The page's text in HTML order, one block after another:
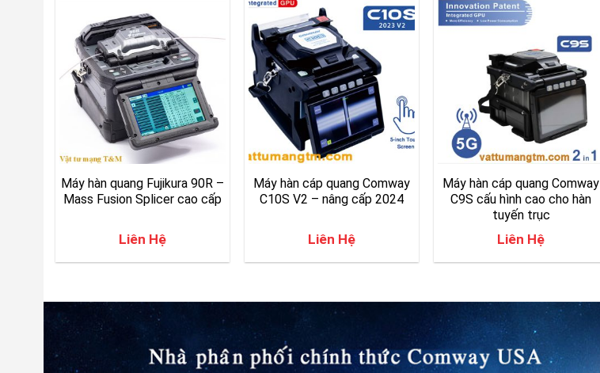
Máy hàn quang Fujikura 90R –
Mass Fusion Splicer cao cấp
Liên Hệ
Máy hàn cáp quang Comway
C10S V2 – nâng cấp 2024
Liên Hệ
Máy hàn cáp quang Comway
C9S cấu hình cao cho hàn
tuyến trục
Liên Hệ